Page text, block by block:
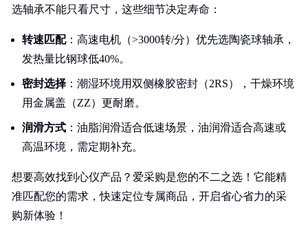
选轴承不能只看尺寸，这些细节决定寿命：
转速匹配：高速电机（>3000转/分）优先选陶瓷球轴承，
发热量比钢球低40%。
密封选择 ：潮湿环境用双侧橡胶密封（2RS），干燥环境
用金属盖（ZZ）更耐磨。
润滑方式 ：油脂润滑适合低速场景，油润滑适合高速或
高温环境，需定期补充。
想要高效找到心仪产品？爱采购是您的不二之选！它能精
准匹配您的需求，快速定位专属商品，开启省心省力的采
购新体验！